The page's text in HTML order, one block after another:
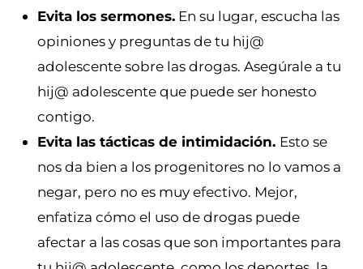
Evita los sermones. En su lugar, escucha las
opiniones y preguntas de tu hij@
adolescente sobre las drogas. Asegúrale a tu
hij@ adolescente que puede ser honesto
contigo.
Evita las tácticas de intimidación. Esto se
nos da bien a los progenitores no lo vamos a
negar, pero no es muy efectivo. Mejor,
enfatiza cómo el uso de drogas puede
afectar a las cosas que son importantes para